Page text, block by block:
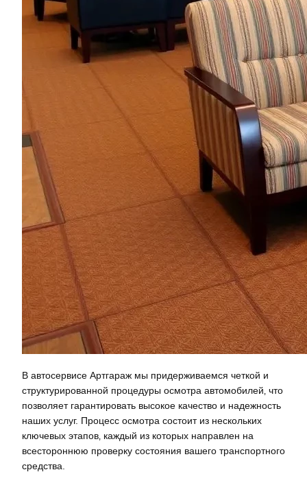
В автосервисе Артгараж мы придерживаемся четкой и
структурированной процедуры осмотра автомобилей‚ что
позволяет гарантировать высокое качество и надежность
наших услуг. Процесс осмотра состоит из нескольких
ключевых этапов‚ каждый из которых направлен на
всестороннюю проверку состояния вашего транспортного
средства.